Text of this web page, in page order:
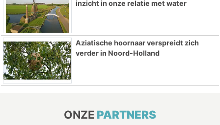
inzicht in onze relatie met water
Aziatische hoornaar verspreidt zich
verder in Noord-Holland
ONZE PARTNERS